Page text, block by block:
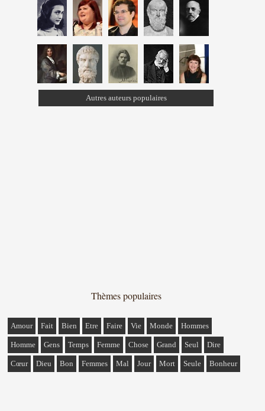
Autres auteurs populaires
Thèmes populaires
Amour Fait Bien Etre Faire Vie Monde Hommes
Homme Gens Temps Femme Chose Grand Seul Dire
Cœur Dieu Bon Femmes Mal Jour Mort Seule Bonheur